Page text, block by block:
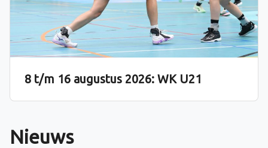
8 t/m 16 augustus 2026: WK U21
Nieuws